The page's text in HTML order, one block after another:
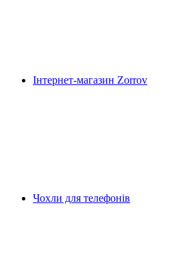
Інтернет-магазин Zorrov
Чохли для телефонів